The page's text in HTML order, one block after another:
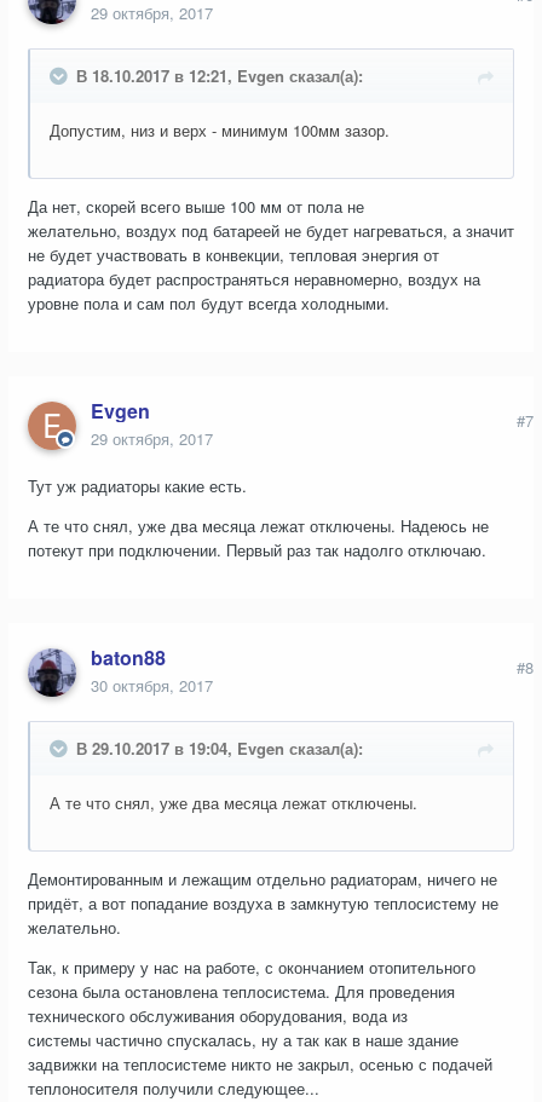
29 октября, 2017
В 18.10.2017 в 12:21, Evgen сказал(а):
Допустим, низ и верх - минимум 100мм зазор.
Да нет, скорей всего выше 100 мм от пола не
желательно, воздух под батареей не будет нагреваться, а значит
не будет участвовать в конвекции, тепловая энергия от
радиатора будет распространяться неравномерно, воздух на
уровне пола и сам пол будут всегда холодными.
Evgen
29 октября, 2017
#7
Тут уж радиаторы какие есть.
А те что снял, уже два месяца лежат отключены. Надеюсь не
потекут при подключении. Первый раз так надолго отключаю.
baton88
30 октября, 2017
#8
В 29.10.2017 в 19:04, Evgen сказал(а):
А те что снял, уже два месяца лежат отключены.
Демонтированным и лежащим отдельно радиаторам, ничего не
придёт, а вот попадание воздуха в замкнутую теплосистему не
желательно.
Так, к примеру у нас на работе, с окончанием отопительного
сезона была остановлена теплосистема. Для проведения
технического обслуживания оборудования, вода из
системы частично спускалась, ну а так как в наше здание
задвижки на теплосистеме никто не закрыл, осенью с подачей
теплоносителя получили следующее...